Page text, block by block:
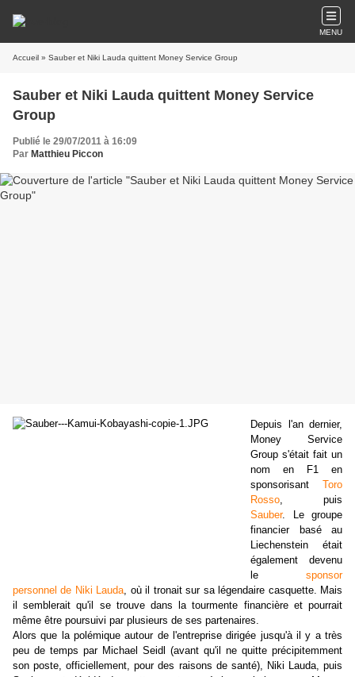
MENU
Accueil » Sauber et Niki Lauda quittent Money Service Group
Sauber et Niki Lauda quittent Money Service
Group
Publié le 29/07/2011 à 16:09
Par Matthieu Piccon
Depuis l'an dernier,
Money Service
Group s'était fait un
nom en F1 en
sponsorisant Toro
Rosso, puis
Sauber. Le groupe
financier basé au
Liechenstein était
également devenu
le sponsor
personnel de Niki Lauda, où il tronait sur sa légendaire casquette. Mais
il semblerait qu'il se trouve dans la tourmente financière et pourrait
même être poursuivi par plusieurs de ses partenaires.
Alors que la polémique autour de l'entreprise dirigée jusqu'à il y a très
peu de temps par Michael Seidl (avant qu'il ne quitte précipitemment
son poste, officiellement, pour des raisons de santé), Niki Lauda, puis